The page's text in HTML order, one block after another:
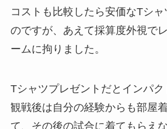
コストも比較したら安価なTシ
のですが、あえて採算度外視で
ームに拘りました。
Tシャツプレゼントだとインパク
観戦後は自分の経験からも部屋
て、その後の試合に着てもらえ